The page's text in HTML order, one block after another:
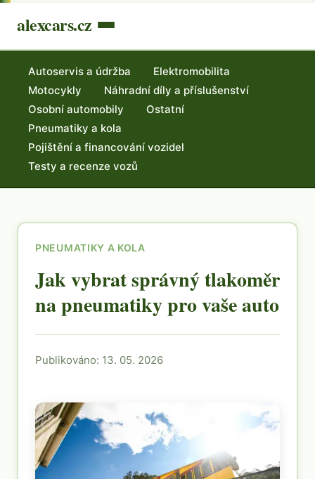
alexcars.cz
Autoservis a údržba
Elektromobilita
Motocykly
Náhradní díly a příslušenství
Osobní automobily
Ostatní
Pneumatiky a kola
Pojištění a financování vozidel
Testy a recenze vozů
PNEUMATIKY A KOLA
Jak vybrat správný tlakoměr
na pneumatiky pro vaše auto
Publikováno: 13. 05. 2026